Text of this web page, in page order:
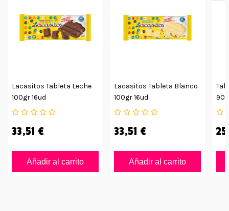
Lacasitos Tableta Leche
100gr 16ud
33,51 €
Añadir al carrito
Lacasitos Tableta Blanco
100gr 16ud
33,51 €
Añadir al carrito